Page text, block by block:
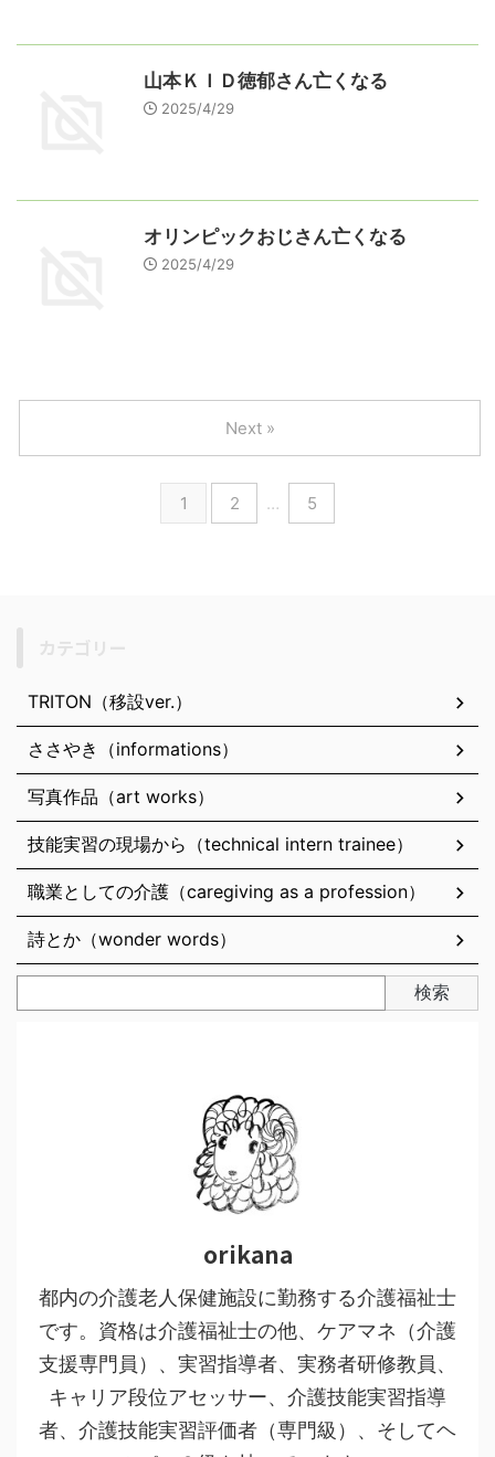
山本ＫＩＤ徳郁さん亡くなる
2025/4/29
オリンピックおじさん亡くなる
2025/4/29
1 2 … 5
Next »
TRITON（移設ver.）
ささやき（informations）
写真作品（art works）
技能実習の現場から（technical intern trainee）
職業としての介護（caregiving as a profession）
詩とか（wonder words）
検索
orikana
都内の介護老人保健施設に勤務する介護福祉士
です。資格は介護福祉士の他、ケアマネ（介護
支援専門員）、実習指導者、実務者研修教員、
キャリア段位アセッサー、介護技能実習指導
者、介護技能実習評価者（専門級）、そしてヘ